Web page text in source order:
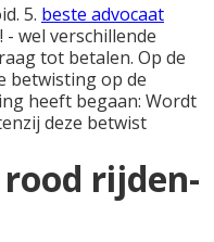
5. beste advocaat
wel verschillende
tot betalen. Op de
betwisting op de
heeft begaan: Wordt
deze betwist
rijden-